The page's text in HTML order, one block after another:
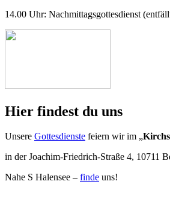
14.00 Uhr: Nachmittagsgottesdienst
Hier findest du uns
Unsere Gottesdienste feiern wir im „
in der Joachim-Friedrich-Straße 4, 10711
Nahe S Halensee – finde uns!